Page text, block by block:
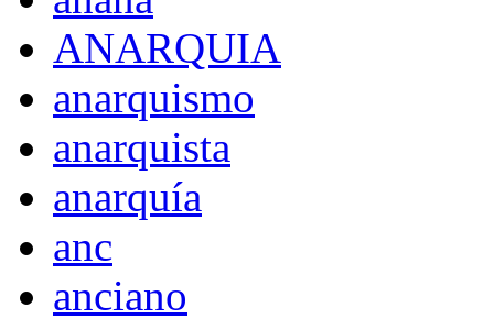
ANARQUIA
anarquismo
anarquista
anarquía
anc
anciano